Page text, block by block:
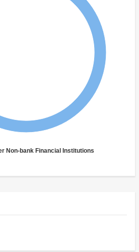
Non-bank Financial Institutions